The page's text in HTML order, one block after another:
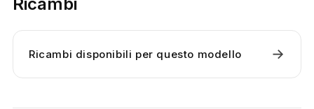
Ricambi
Ricambi disponibili per questo modello →